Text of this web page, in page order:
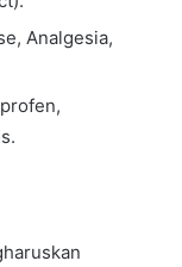
Analgesia,